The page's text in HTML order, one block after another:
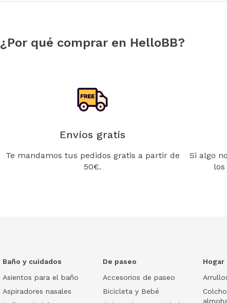
¿Por qué comprar en HelloBB?
Envíos gratis
Te mandamos tus pedidos gratis a partir de
50€.
Si algo
Baño y cuidados
Asientos para el baño
Aspiradores nasales
De paseo
Accesorios de paseo
Bicicleta y Bebé
Hogar